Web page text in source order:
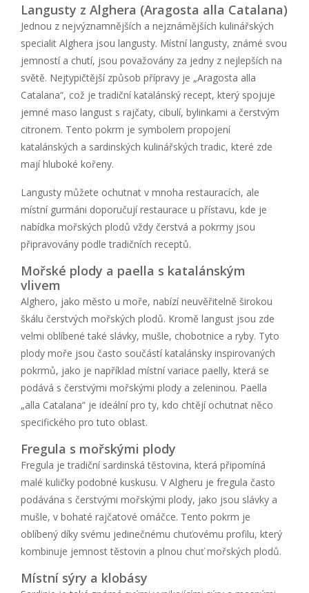
Langusty z Alghera (Aragosta alla Catalana)
Jednou z nejvýznamnějších a nejznámějších kulinářských
specialit Alghera jsou langusty. Místní langusty, známé svou
jemností a chutí, jsou považovány za jedny z nejlepších na
světě. Nejtypičtější způsob přípravy je „Aragosta alla
Catalana“, což je tradiční katalánský recept, který spojuje
jemné maso langust s rajčaty, cibulí, bylinkami a čerstvým
citronem. Tento pokrm je symbolem propojení
katalánských a sardinských kulinářských tradic, které zde
mají hluboké kořeny.
Langusty můžete ochutnat v mnoha restauracích, ale
místní gurmáni doporučují restaurace u přístavu, kde je
nabídka mořských plodů vždy čerstvá a pokrmy jsou
připravovány podle tradičních receptů.
Mořské plody a paella s katalánským
vlivem
Alghero, jako město u moře, nabízí neuvěřitelně širokou
škálu čerstvých mořských plodů. Kromě langust jsou zde
velmi oblíbené také slávky, mušle, chobotnice a ryby. Tyto
plody moře jsou často součástí katalánsky inspirovaných
pokrmů, jako je například místní variace paelly, která se
podává s čerstvými mořskými plody a zeleninou. Paella
„alla Catalana“ je ideální pro ty, kdo chtějí ochutnat něco
specifického pro tuto oblast.
Fregula s mořskými plody
Fregula je tradiční sardinská těstovina, která připomíná
malé kuličky podobné kuskusu. V Algheru je fregula často
podávána s čerstvými mořskými plody, jako jsou slávky a
mušle, v bohaté rajčatové omáčce. Tento pokrm je
oblíbený díky svému jedinečnému chuťovému profilu, který
kombinuje jemnost těstovin a plnou chuť mořských plodů.
Místní sýry a klobásy